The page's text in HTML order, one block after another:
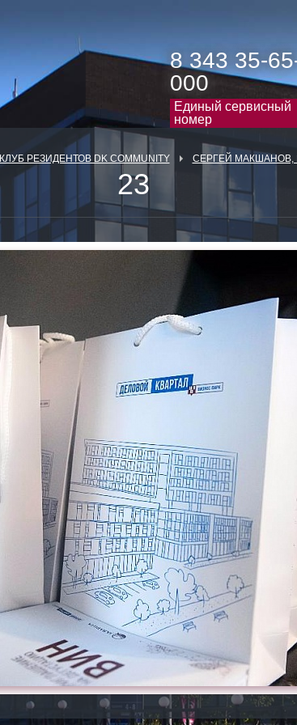
8 343 35-
000
Единый сервисный
номер
КЛУБ РЕЗИДЕНТОВ DK COMMUNITY СЕРГЕЙ МАКШАНОВ,
23